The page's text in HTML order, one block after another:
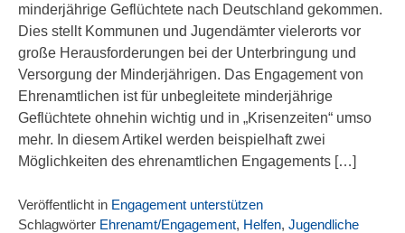
minderjährige Geflüchtete nach Deutschland gekommen.
Dies stellt Kommunen und Jugendämter vielerorts vor
große Herausforderungen bei der Unterbringung und
Versorgung der Minderjährigen. Das Engagement von
Ehrenamtlichen ist für unbegleitete minderjährige
Geflüchtete ohnehin wichtig und in „Krisenzeiten“ umso
mehr. In diesem Artikel werden beispielhaft zwei
Möglichkeiten des ehrenamtlichen Engagements […]
Veröffentlicht in Engagement unterstützen
Schlagwörter Ehrenamt/Engagement, Helfen, Jugendliche